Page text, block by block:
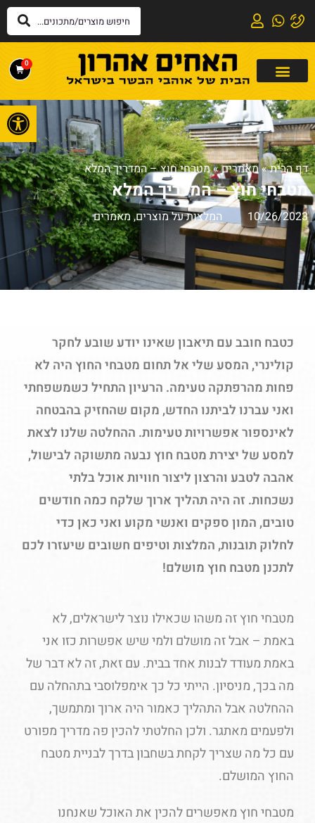
0
דף הבית»מאמרים»מטבחי חוץ – המדריך המלא
מטבחי חוץ – המדריך המלא
10/26/2023 המלצות על מוצרים,מאמרים
כטבח חובב עם תיאבון שאינו יודע שובע לחקר
קולינרי, המסע שלי אל תחום מטבחי החוץ היה לא
פחות מהרפתקה טעימה. הרעיון התחיל כשמשפחתי
ואני עברנו לביתנו החדש, מקום שהחזיק בהבטחה
לאינספור אפשרויות טעימות. ההחלטה שלנו לצאת
למסע של יצירת מטבח חוץ נבעה מתשוקה לבישול,
אהבה לטבע והרצון ליצור חוויות אוכל בלתי
נשכחות. זה היה תהליך ארוך שלקח כמה חודשים
טובים, המון ספקים ואנשי מקוע ואני כאן כדי
לחלוק תובנות, המלצות וטיפים חשובים שיעזרו לכם
לתכנן מטבח חוץ מושלם!
מטבחי חוץ זה משהו שכאילו נוצר לישראלים, לא
באמת – אבל זה מושלם ולמי שיש אפשרות כזו אני
באמת מעודד לבנות אחד בבית. עם זאת, זה לא דבר של
מה בכך, מניסיון. הייתי כל כך אימפלוסבי בתהחלה עם
ההחלטה אבל התהליך כאמור היה ארוך ומתמשך,
ולפעמים מאתגר. ולכן החלטתי להכין פה מדריך מפורט
עם כל מה שצריך לקחת בשחבון בדרך לבניית מטבח
החוץ המושלם.
מטבחי חוץ מאפשרים להכין את האוכל שאנחנו